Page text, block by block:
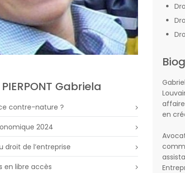
Gabriela
contre-nature ?
2024
droit de l’entreprise
en libre accès
en